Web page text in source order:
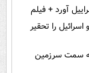
آورد + فیلم
را تحقیر
به سمت سرزمین